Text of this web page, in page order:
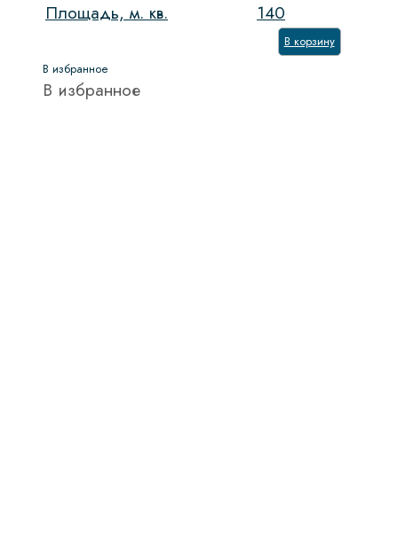
Площадь, м. кв.
140
В корзину
В избранное
В избранное